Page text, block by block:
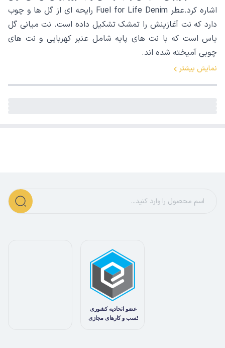
اشاره کرد.عطر Fuel for Life Denim رایحه ای از گل ها و چوب
دارد که نت آغازینش را تمشک تشکیل داده است. نت میانی گل
یاس است که با نت های پایه شامل عنبر کهربایی و نت های
چوبی آمیخته شده اند.
نمایش بیشتر